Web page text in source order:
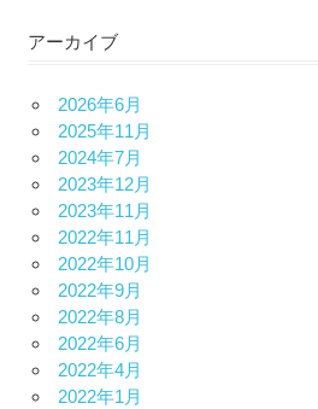
アーカイブ
2026年6月
2025年11月
2024年7月
2023年12月
2023年11月
2022年11月
2022年10月
2022年9月
2022年8月
2022年6月
2022年4月
2022年1月